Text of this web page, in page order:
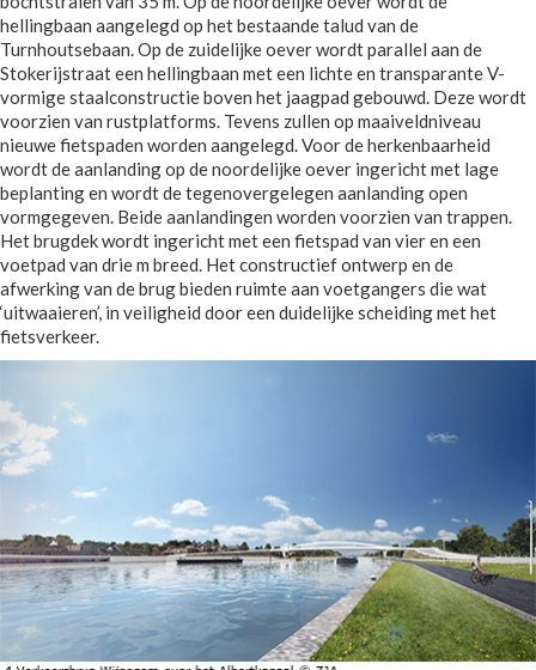
hellingbaan aangelegd op het bestaande talud van de
Turnhoutsebaan. Op de zuidelijke oever wordt parallel aan de
Stokerijstraat een hellingbaan met een lichte en transparante V-
vormige staalconstructie boven het jaagpad gebouwd. Deze wordt
voorzien van rustplatforms. Tevens zullen op maaiveldniveau
nieuwe fietspaden worden aangelegd. Voor de herkenbaarheid
wordt de aanlanding op de noordelijke oever ingericht met lage
beplanting en wordt de tegenovergelegen aanlanding open
vormgegeven. Beide aanlandingen worden voorzien van trappen.
Het brugdek wordt ingericht met een fietspad van vier en een
voetpad van drie m breed. Het constructief ontwerp en de
afwerking van de brug bieden ruimte aan voetgangers die wat
‘uitwaaieren’, in veiligheid door een duidelijke scheiding met het
fietsverkeer.